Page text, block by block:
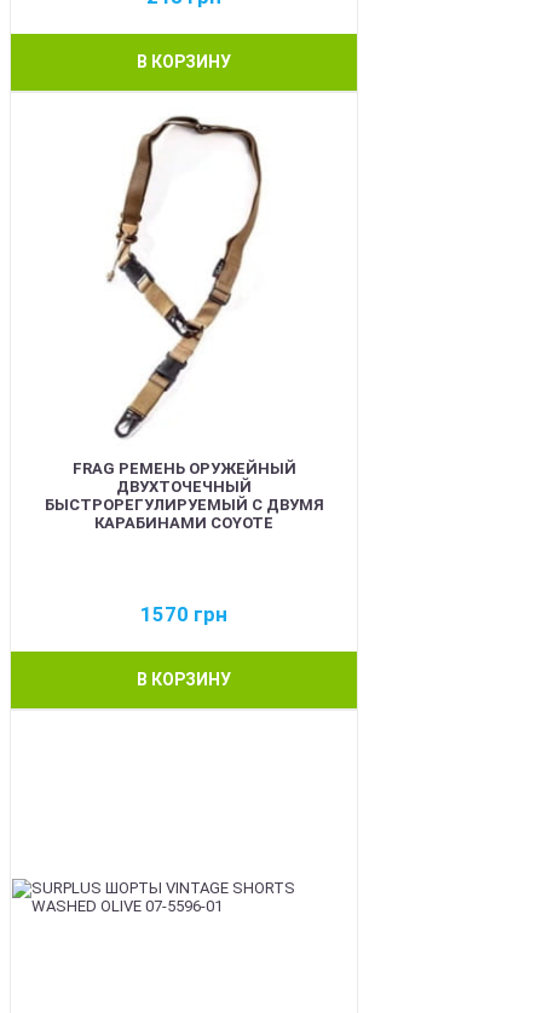
В КОРЗИНУ
FRAG РЕМЕНЬ ОРУЖЕЙНЫЙ
ДВУХТОЧЕЧНЫЙ
БЫСТРОРЕГУЛИРУЕМЫЙ С ДВУМЯ
КАРАБИНАМИ COYOTE
1570 грн
В КОРЗИНУ